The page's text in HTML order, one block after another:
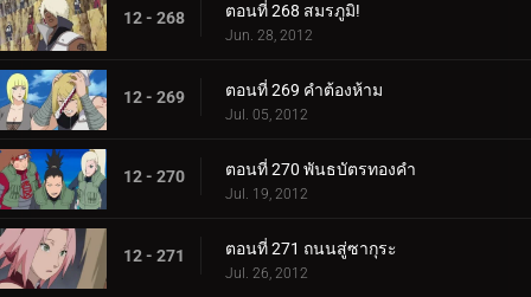
12 - 268 ตอนที่ 268 สมรภูมิ!
Jun. 28, 2012
12 - 269 ตอนที่ 269 คำต้องห้าม
Jul. 05, 2012
12 - 270 ตอนที่ 270 พันธบัตรทองคำ
Jul. 19, 2012
12 - 271 ตอนที่ 271 ถนนสู่ซากุระ
Jul. 26, 2012